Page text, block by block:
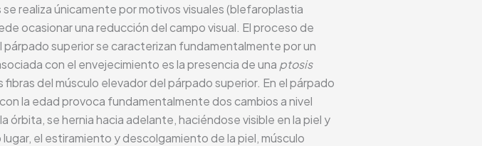
realiza únicamente por motivos visuales (blefaroplastia
ocasionar una reducción del campo visual. El proceso de
superior se caracterizan fundamentalmente por un
con el envejecimiento es la presencia de una ptosis
del músculo elevador del párpado superior. En el párpado
la edad provoca fundamentalmente dos cambios a nivel
órbita, se hernia hacia adelante, haciéndose visible en la piel y
el estiramiento y descolgamiento de la piel, músculo